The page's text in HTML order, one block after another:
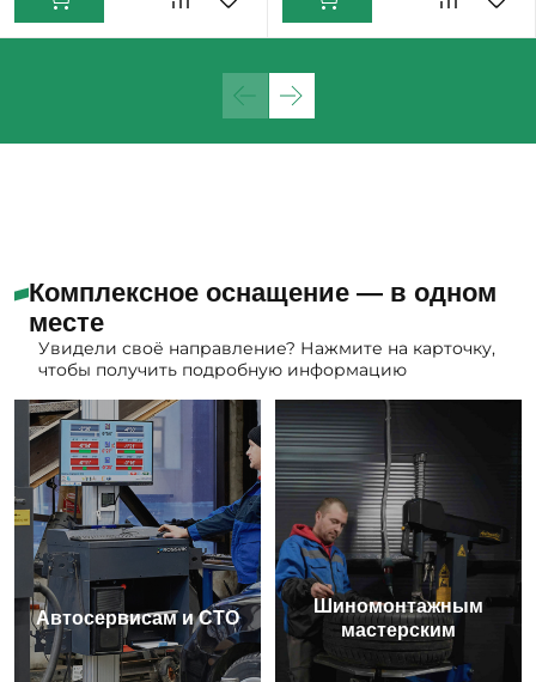
Комплексное оснащение — в одном
месте
Увидели своё направление? Нажмите на карточку,
чтобы получить подробную информацию
Автосервисам и СТО
Шиномонтажным
мастерским